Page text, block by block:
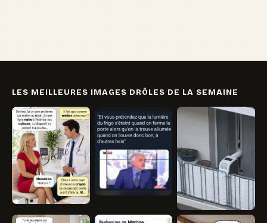
LES MEILLEURES IMAGES DRÔLES DE LA SEMAINE